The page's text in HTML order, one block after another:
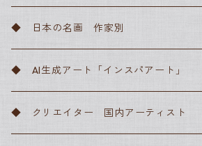
アンリ・ド・トゥールーズ＝ロートレック
フィンセント・ファン・ゴッホ
クロード・モネ
ルネッサンス
サンドロ・ボッティチェッリ
ピーテル・ブリューゲル
バロック
レンブラント・ファン・レイン
ロマン主義
◆ 日本の名画 作家別
川瀬巴水
横山大観
◆ AI生成アート「インスパアート」
◆ クリエイター 国内アーティスト